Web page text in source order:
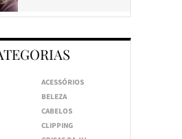
ACESSÓRIOS
BELEZA
CABELOS
CLIPPING